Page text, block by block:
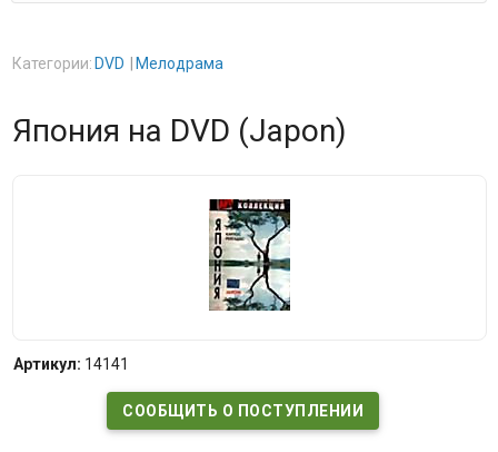
Категории: DVD Мелодрама
Япония на DVD (Japon)
Артикул: 14141
СООБЩИТЬ О ПОСТУПЛЕНИИ